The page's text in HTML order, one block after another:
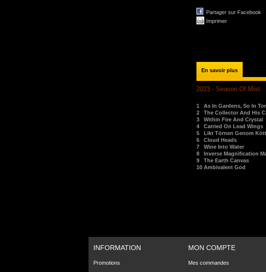
Partager sur Facebook
Imprimer
En savoir plus
2023 - Season Of Mist
1 As In Gardens, So In
2
The Collector And His
3
Within Fire And Crystal
4
Carried On Lead Wings
5
Likt Törnen Genom Kött
6
Cloud Heads
7
Wine Into Water
8
Inverse Magnification
9
The Earth Canvas
10 Ambivalent God
INFORMATION
Promotions
MON COMPTE
Mes commandes